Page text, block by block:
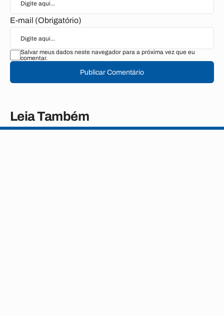
E-mail (Obrigatório)
Salvar meus dados neste navegador para a próxima vez que eu
comentar.
Publicar Comentário
Leia Também